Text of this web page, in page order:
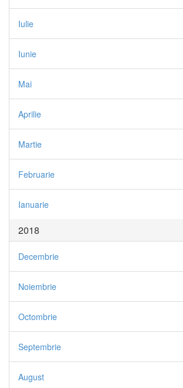
Iulie
Iunie
Mai
Aprilie
Martie
Februarie
Ianuarie
2018
Decembrie
Noiembrie
Octombrie
Septembrie
August